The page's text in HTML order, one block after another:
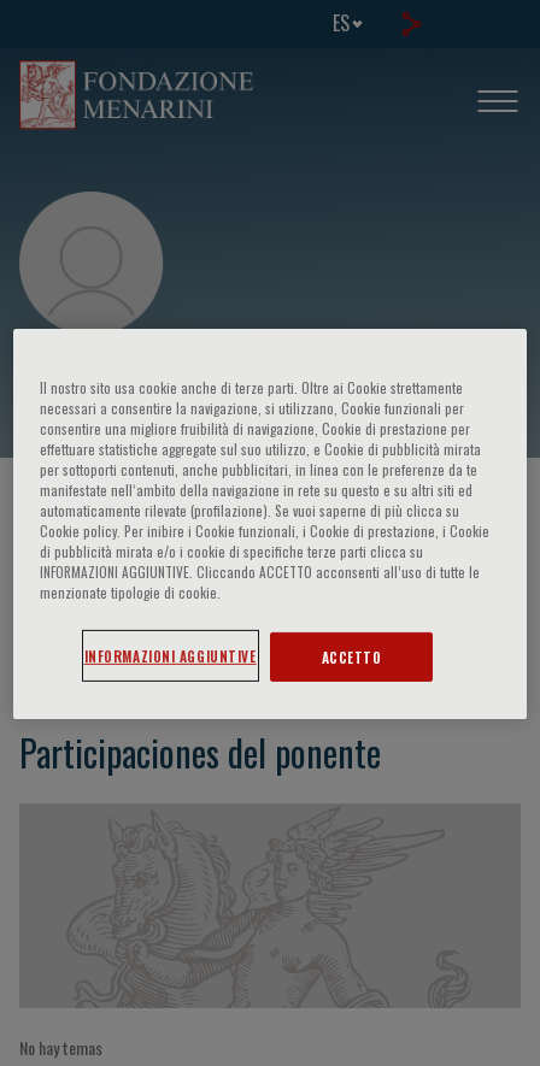
ES
Terence Gibson
HOME PAGE / CURSOS Y EVENTOS / ORADOR
Terence Gibson
Participaciones del ponente
No hay temas
Il nostro sito usa cookie anche di terze parti. Oltre ai Cookie strettamente
necessari a consentire la navigazione, si utilizzano, Cookie funzionali per
consentire una migliore fruibilità di navigazione, Cookie di prestazione per
effettuare statistiche aggregate sul suo utilizzo, e Cookie di pubblicità mirata
per sottoporti contenuti, anche pubblicitari, in linea con le preferenze da te
manifestate nell‘ambito della navigazione in rete su questo e su altri siti ed
automaticamente rilevate (profilazione). Se vuoi saperne di più clicca su
Cookie policy. Per inibire i Cookie funzionali, i Cookie di prestazione, i Cookie
di pubblicità mirata e/o i cookie di specifiche terze parti clicca su
INFORMAZIONI AGGIUNTIVE. Cliccando ACCETTO acconsenti all’uso di tutte le
menzionate tipologie di cookie.
INFORMAZIONI AGGIUNTIVE ACCETTO